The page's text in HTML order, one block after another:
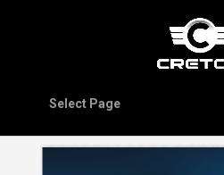
Select Page